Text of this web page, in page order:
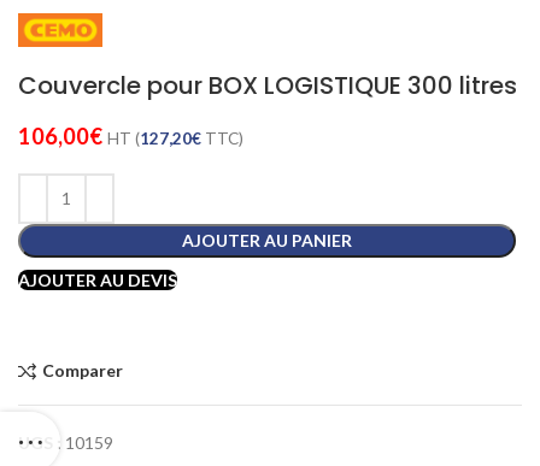
Couvercle pour BOX LOGISTIQUE 300 litres
106,00€ HT (127,20€ TTC)
AJOUTER AU PANIER
AJOUTER AU DEVIS
Comparer
UGS : 10159